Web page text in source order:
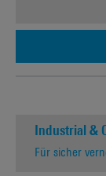
Industrial &
Für sicher